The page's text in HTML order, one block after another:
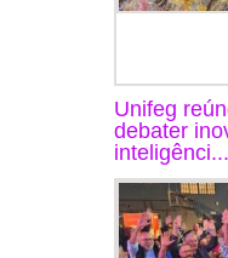
Unifeg
debater
inteligênci...